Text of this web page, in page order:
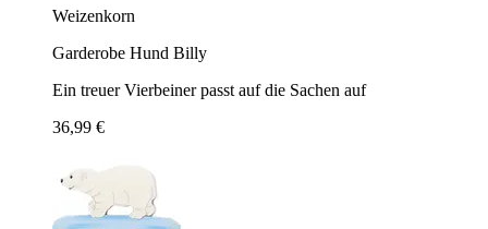
Weizenkorn
Garderobe Hund Billy
Ein treuer Vierbeiner passt auf die Sachen auf
36,99 €